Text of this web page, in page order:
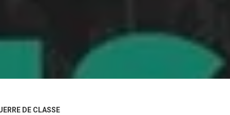
DE CLASSE